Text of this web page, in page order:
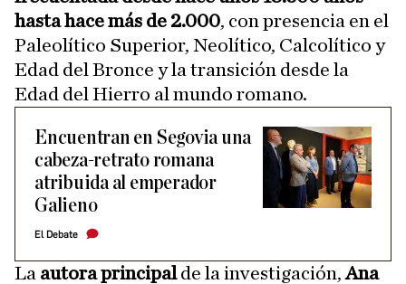
hasta hace más de 2.000, con presencia en el
Paleolítico Superior, Neolítico, Calcolítico y
Edad del Bronce y la transición desde la
Edad del Hierro al mundo romano.
Encuentran en Segovia una
cabeza-retrato romana
atribuida al emperador
Galieno
El Debate
La autora principalde la investigación,Ana